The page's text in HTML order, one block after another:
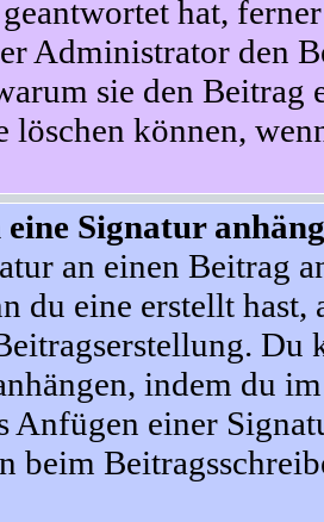
hat,
Administrator den
sie den Beitrag
löschen können,
Signatur
an einen Beitrag
du eine erstellt
Du
indem du
Anfügen einer
beim